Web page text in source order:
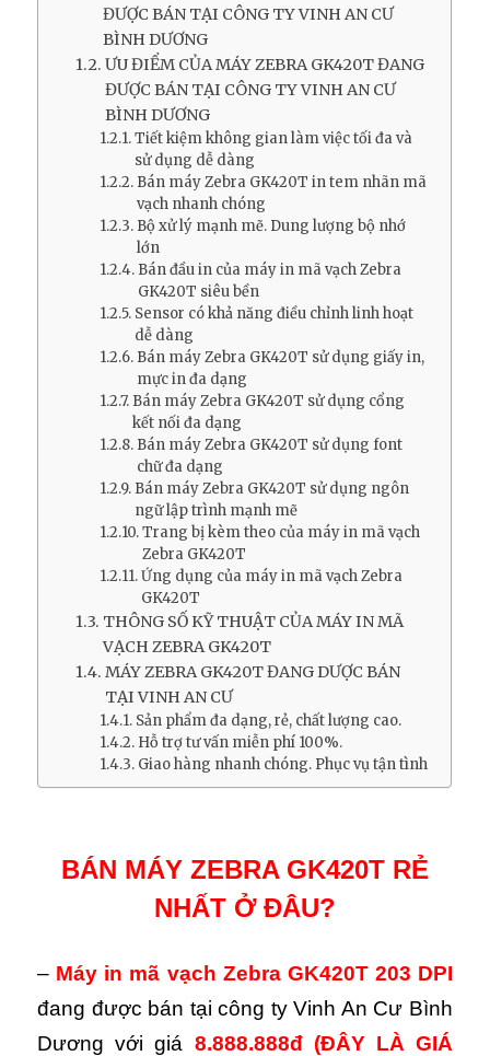
ĐƯỢC BÁN TẠI CÔNG TY VINH AN CƯ
BÌNH DƯƠNG
ƯU ĐIỂM CỦA MÁY ZEBRA GK420T ĐANG
ĐƯỢC BÁN TẠI CÔNG TY VINH AN CƯ
BÌNH DƯƠNG
Tiết kiệm không gian làm việc tối đa và
sử dụng dễ dàng
Bán máy Zebra GK420T in tem nhãn mã
vạch nhanh chóng
Bộ xử lý mạnh mẽ. Dung lượng bộ nhớ
lớn
Bán đầu in của máy in mã vạch Zebra
GK420T siêu bền
Sensor có khả năng điều chỉnh linh hoạt
dễ dàng
Bán máy Zebra GK420T sử dụng giấy in,
mực in đa dạng
Bán máy Zebra GK420T sử dụng cổng
kết nối đa dạng
Bán máy Zebra GK420T sử dụng font
chữ đa dạng
Bán máy Zebra GK420T sử dụng ngôn
ngữ lập trình mạnh mẽ
Trang bị kèm theo của máy in mã vạch
Zebra GK420T
Ứng dụng của máy in mã vạch Zebra
GK420T
THÔNG SỐ KỸ THUẬT CỦA MÁY IN MÃ
VẠCH ZEBRA GK420T
MÁY ZEBRA GK420T ĐANG DƯỢC BÁN
TẠI VINH AN CƯ
Sản phẩm đa dạng, rẻ, chất lượng cao.
Hỗ trợ tư vấn miễn phí 100%.
Giao hàng nhanh chóng. Phục vụ tận tình
BÁN MÁY ZEBRA GK420T RẺ
NHẤT Ở ĐÂU?
– Máy in mã vạch Zebra GK420T 203 DPI
đang được bán tại công ty Vinh An Cư Bình
Dương với giá 8.888.888đ (ĐÂY LÀ GIÁ